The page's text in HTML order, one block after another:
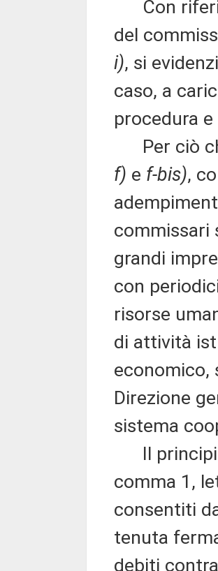
Con
del
i), si
caso, a
procedura
Per ciò
f) e f-bis),
commissari
grandi
con
risorse
di attività
economico,
Direzione
sistema
Il
comma 1,
consentiti
tenuta
debiti